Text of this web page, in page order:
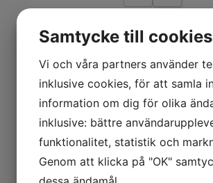
Smörgåstårtor
Samtycke till cookies
Vi och våra partners använder
inklusive cookies, för att samla
information om dig för olika
inklusive: bättre
funktionalitet, statistik och
Genom att klicka på "OK"